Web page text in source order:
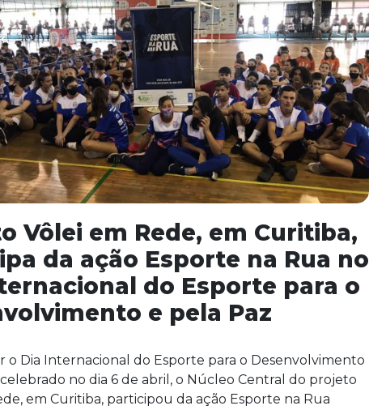
Vôlei em Rede, em Curitiba,
da ação Esporte na Rua no
do Esporte para o
e pela Paz
o Dia Internacional do Esporte para o Desenvolvimento
no dia 6 de abril, o Núcleo Central do projeto
em Curitiba, participou da ação Esporte na Rua